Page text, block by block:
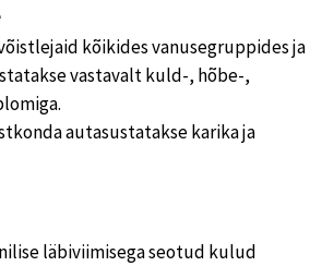
kõikides vanusegruppides ja
vastavalt kuld-, hõbe-,
autasustatakse karika ja
läbiviimisega seotud kulud